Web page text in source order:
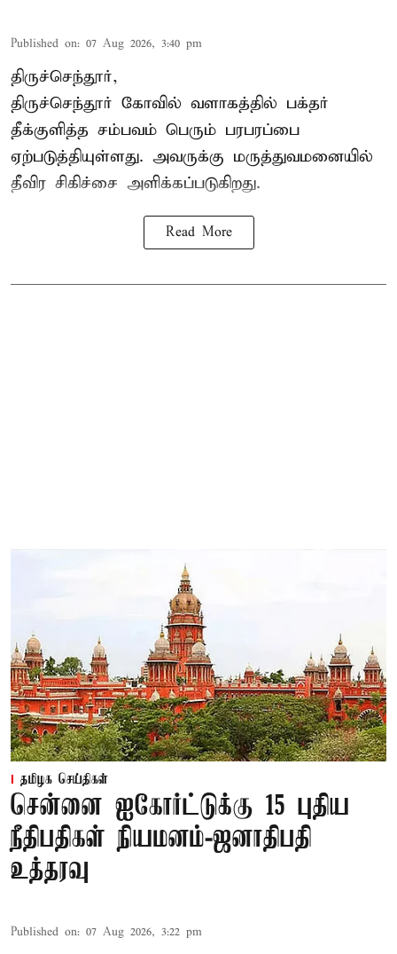
Published on: 07 Aug 2026, 3:40 pm
திருச்செந்தூர்,
திருச்செந்தூர் கோவில் வளாகத்தில் பக்தர்
தீக்குளித்த சம்பவம் பெரும் பரபரப்பை
ஏற்படுத்தியுள்ளது. அவருக்கு மருத்துவமனையில்
தீவிர சிகிச்சை அளிக்கப்படுகிறது.
Read More
தமிழக செய்திகள்
சென்னை ஐகோர்ட்டுக்கு 15 புதிய
நீதிபதிகள் நியமனம்-ஜனாதிபதி
உத்தரவு
Published on: 07 Aug 2026, 3:22 pm